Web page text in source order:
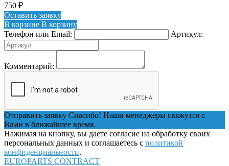
750 ₽
Оставить заявку
В корзине В корзину
Телефон или Email:
Артикул:
Комментарий:
Отправить заявку Спасибо! Наши менеджеры свяжутся с
Вами в ближайшее время.
Нажимая на кнопку, вы даете согласие на обработку своих
персональных данных и соглашаетесь с политикой
конфиденциальности.
EUROPARTS CONTRACT